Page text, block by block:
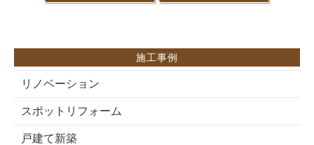
施工事例
リノベーション
スポットリフォーム
戸建て新築